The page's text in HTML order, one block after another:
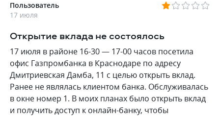
Пользователь
17 июля
Открытие вклада не состоялось
17 июля в районе 16-30 — 17-00 часов посетила
офис Газпромбанка в Краснодаре по адресу
Дмитриевская Дамба, 11 с целью открыть вклад.
Ранее не являлась клиентом банка. Обслуживалась
в окне номер 1. В моих планах было открыть вклад
и получить доступ к онлайн-банку, чтобы